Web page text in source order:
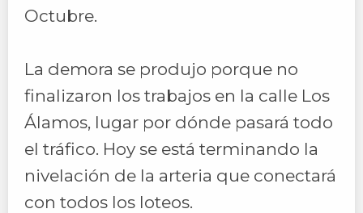
Octubre.
La demora se produjo porque no
finalizaron los trabajos en la calle Los
Álamos, lugar por dónde pasará todo
el tráfico. Hoy se está terminando la
nivelación de la arteria que conectará
con todos los loteos.